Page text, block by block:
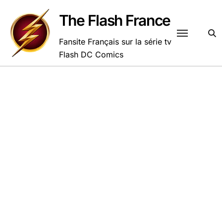
contenu
The Flash France
Fansite Français sur la série tv
Flash DC Comics